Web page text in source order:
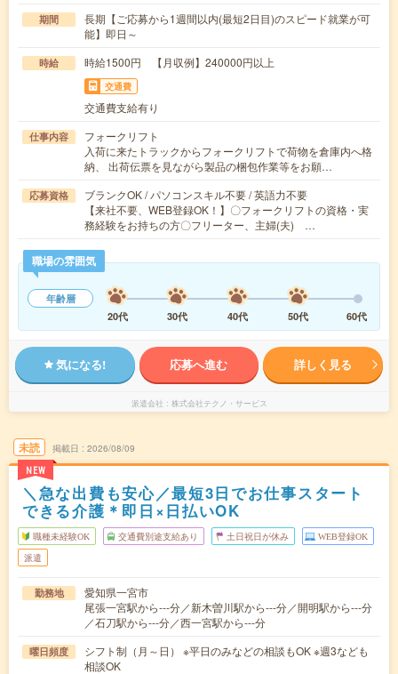
期間
長期【ご応募から1週間以内(最短2日目)のスピード就業が可
能】即日～
時給 時給1500円 【月収例】240000円以上
交通費
交通費支給有り
仕事内容
フォークリフト
入荷に来たトラックからフォークリフトで荷物を倉庫内へ格
納、 出荷伝票を見ながら製品の梱包作業等をお願…
応募資格
ブランクOK / パソコンスキル不要 / 英語力不要
【来社不要、WEB登録OK！】〇フォークリフトの資格・実
務経験をお持ちの方〇フリーター、主婦(夫) …
職場の雰囲気
年齢層
20代
30代 40代 50代 60代
気になる! 応募へ進む 詳しく見る
派遣会社 株式会社テクノ・サービス
未読
NEW
掲載日 2026/08/09
＼急な出費も安心／最短3日でお仕事スタート
できる介護＊即日×日払いOK
職種未経験OK 交通費別途支給あり 土日祝日が休み WEB登録OK
派遣
勤務地
愛知県一宮市
尾張一宮駅から---分／新木曽川駅から---分／開明駅から---分
／石刀駅から---分／西一宮駅から---分
曜日頻度
シフト制（月～日） ※平日のみなどの相談もOK ※週3なども
相談OK